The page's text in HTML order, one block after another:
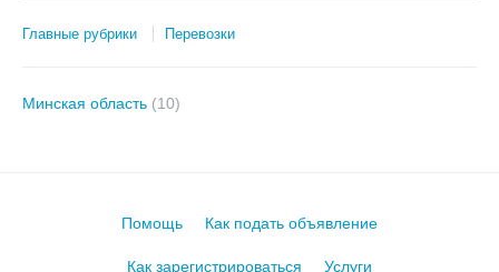
Главные рубрики Перевозки
Минская область (10)
Помощь Как подать объявление
Как зарегистрироваться Услуги